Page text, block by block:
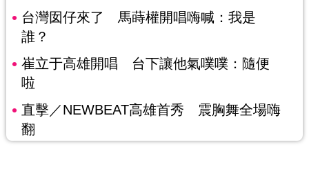
台灣囡仔來了 馬蒔權開唱嗨喊：我是
誰？
崔立于高雄開唱 台下讓他氣噗噗：隨便
啦
直擊／NEWBEAT高雄首秀 震胸舞全場嗨
翻